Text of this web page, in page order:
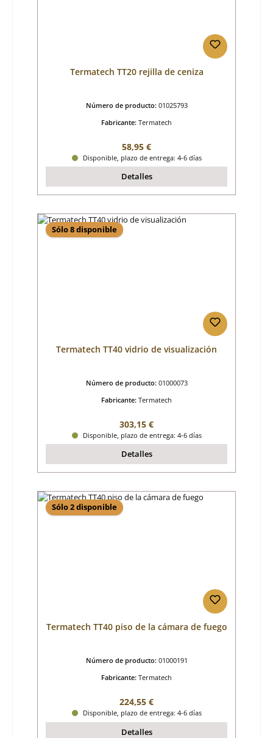
Termatech TT20 rejilla de ceniza
Número de producto: 01025793
Fabricante: Termatech
Precio normal:
58,95 €
Disponible, plazo de entrega: 4-6 días
Detalles
Sólo 8 disponible
Termatech TT40 vidrio de visualización
Número de producto: 01000073
Fabricante: Termatech
Precio normal:
303,15 €
Disponible, plazo de entrega: 4-6 días
Detalles
Sólo 2 disponible
Termatech TT40 piso de la cámara de fuego
Número de producto: 01000191
Fabricante: Termatech
Precio normal:
224,55 €
Disponible, plazo de entrega: 4-6 días
Detalles